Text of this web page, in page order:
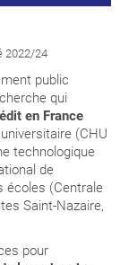
2022/24
public
qui
en France
(CHU
technologique
de
écoles (Centrale
Saint-Nazaire,
pour